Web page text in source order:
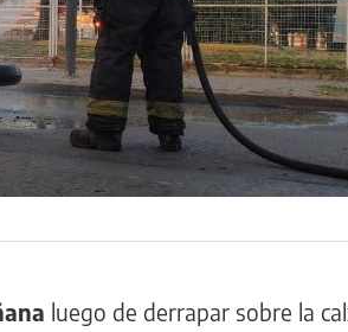
luego de derrapar sobre la